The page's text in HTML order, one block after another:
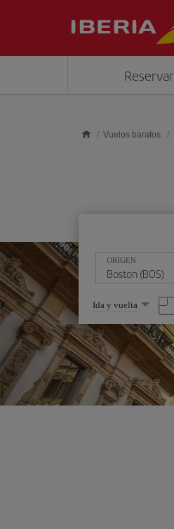
Reservar
Vuelos baratos
ORIGEN
Seleccione
una
opción
Ida y vuelta